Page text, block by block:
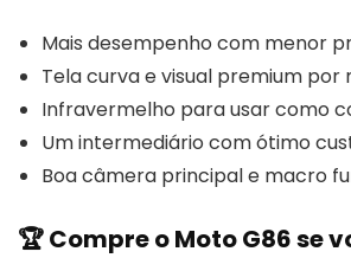
Mais desempenho com menor
Tela curva e visual premium por
Infravermelho para usar como
Um intermediário com ótimo
Boa câmera principal e macro
🏆Compre o Moto G86 se